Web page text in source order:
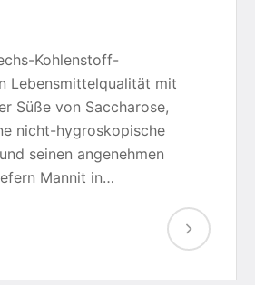
Kohlenstoff-
Lebensmittelqualität mit
Süße von Saccharose,
nicht-hygroskopische
seinen angenehmen
Mannit in…